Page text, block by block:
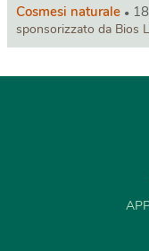
Cosmesi naturale
sponsorizzato da Bios